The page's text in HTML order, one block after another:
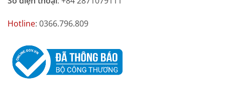
Hotline: 0366.796.809